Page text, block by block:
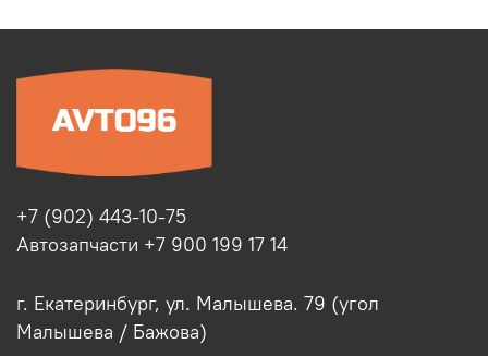
+7 (902) 443-10-75
Автозапчасти +7 900 199 17 14
г. Екатеринбург, ул. Малышева. 79 (угол
Малышева / Бажова)